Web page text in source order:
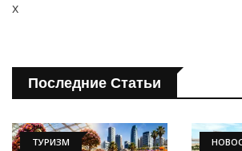
x
Последние Статьи
ТУРИЗМ